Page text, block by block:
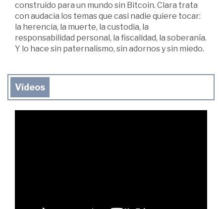
construido para un mundo sin Bitcoin. Clara trata
con audacia los temas que casi nadie quiere tocar:
la herencia, la muerte, la custodia, la
responsabilidad personal, la fiscalidad, la soberanía.
Y lo hace sin paternalismo, sin adornos y sin miedo.
Vídeos